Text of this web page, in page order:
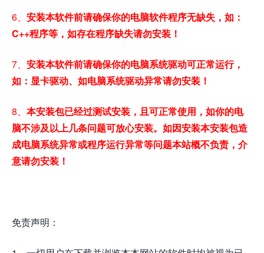
6、 安装本软件前请确保你的电脑软件程序无缺失，如：
C++程序等，如存在程序缺失请勿安装！
7、 安装本软件前请确保你的电脑系统驱动可正常运行，
如：显卡驱动、如电脑系统驱动异常请勿安装！
8、 本安装包已经过测试安装，且可正常使用，如你的电
脑不涉及以上几条问题可放心安装。如因安装本安装包造
成电脑系统异常或程序运行异常等问题本站概不负责，介
意请勿安装！
免责声明：